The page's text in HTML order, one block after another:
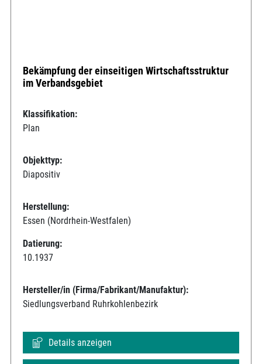
Bekämpfung der einseitigen Wirtschaftsstruktur
im Verbandsgebiet
Klassifikation:
Plan
Objekttyp:
Diapositiv
Herstellung:
Essen (Nordrhein-Westfalen)
Datierung:
10.1937
Hersteller/in (Firma/Fabrikant/Manufaktur):
Siedlungsverband Ruhrkohlenbezirk
Details anzeigen